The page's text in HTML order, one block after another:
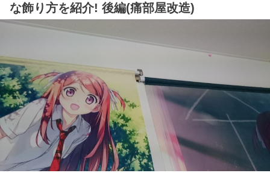
な飾り方を紹介! 後編(痛部屋改造)